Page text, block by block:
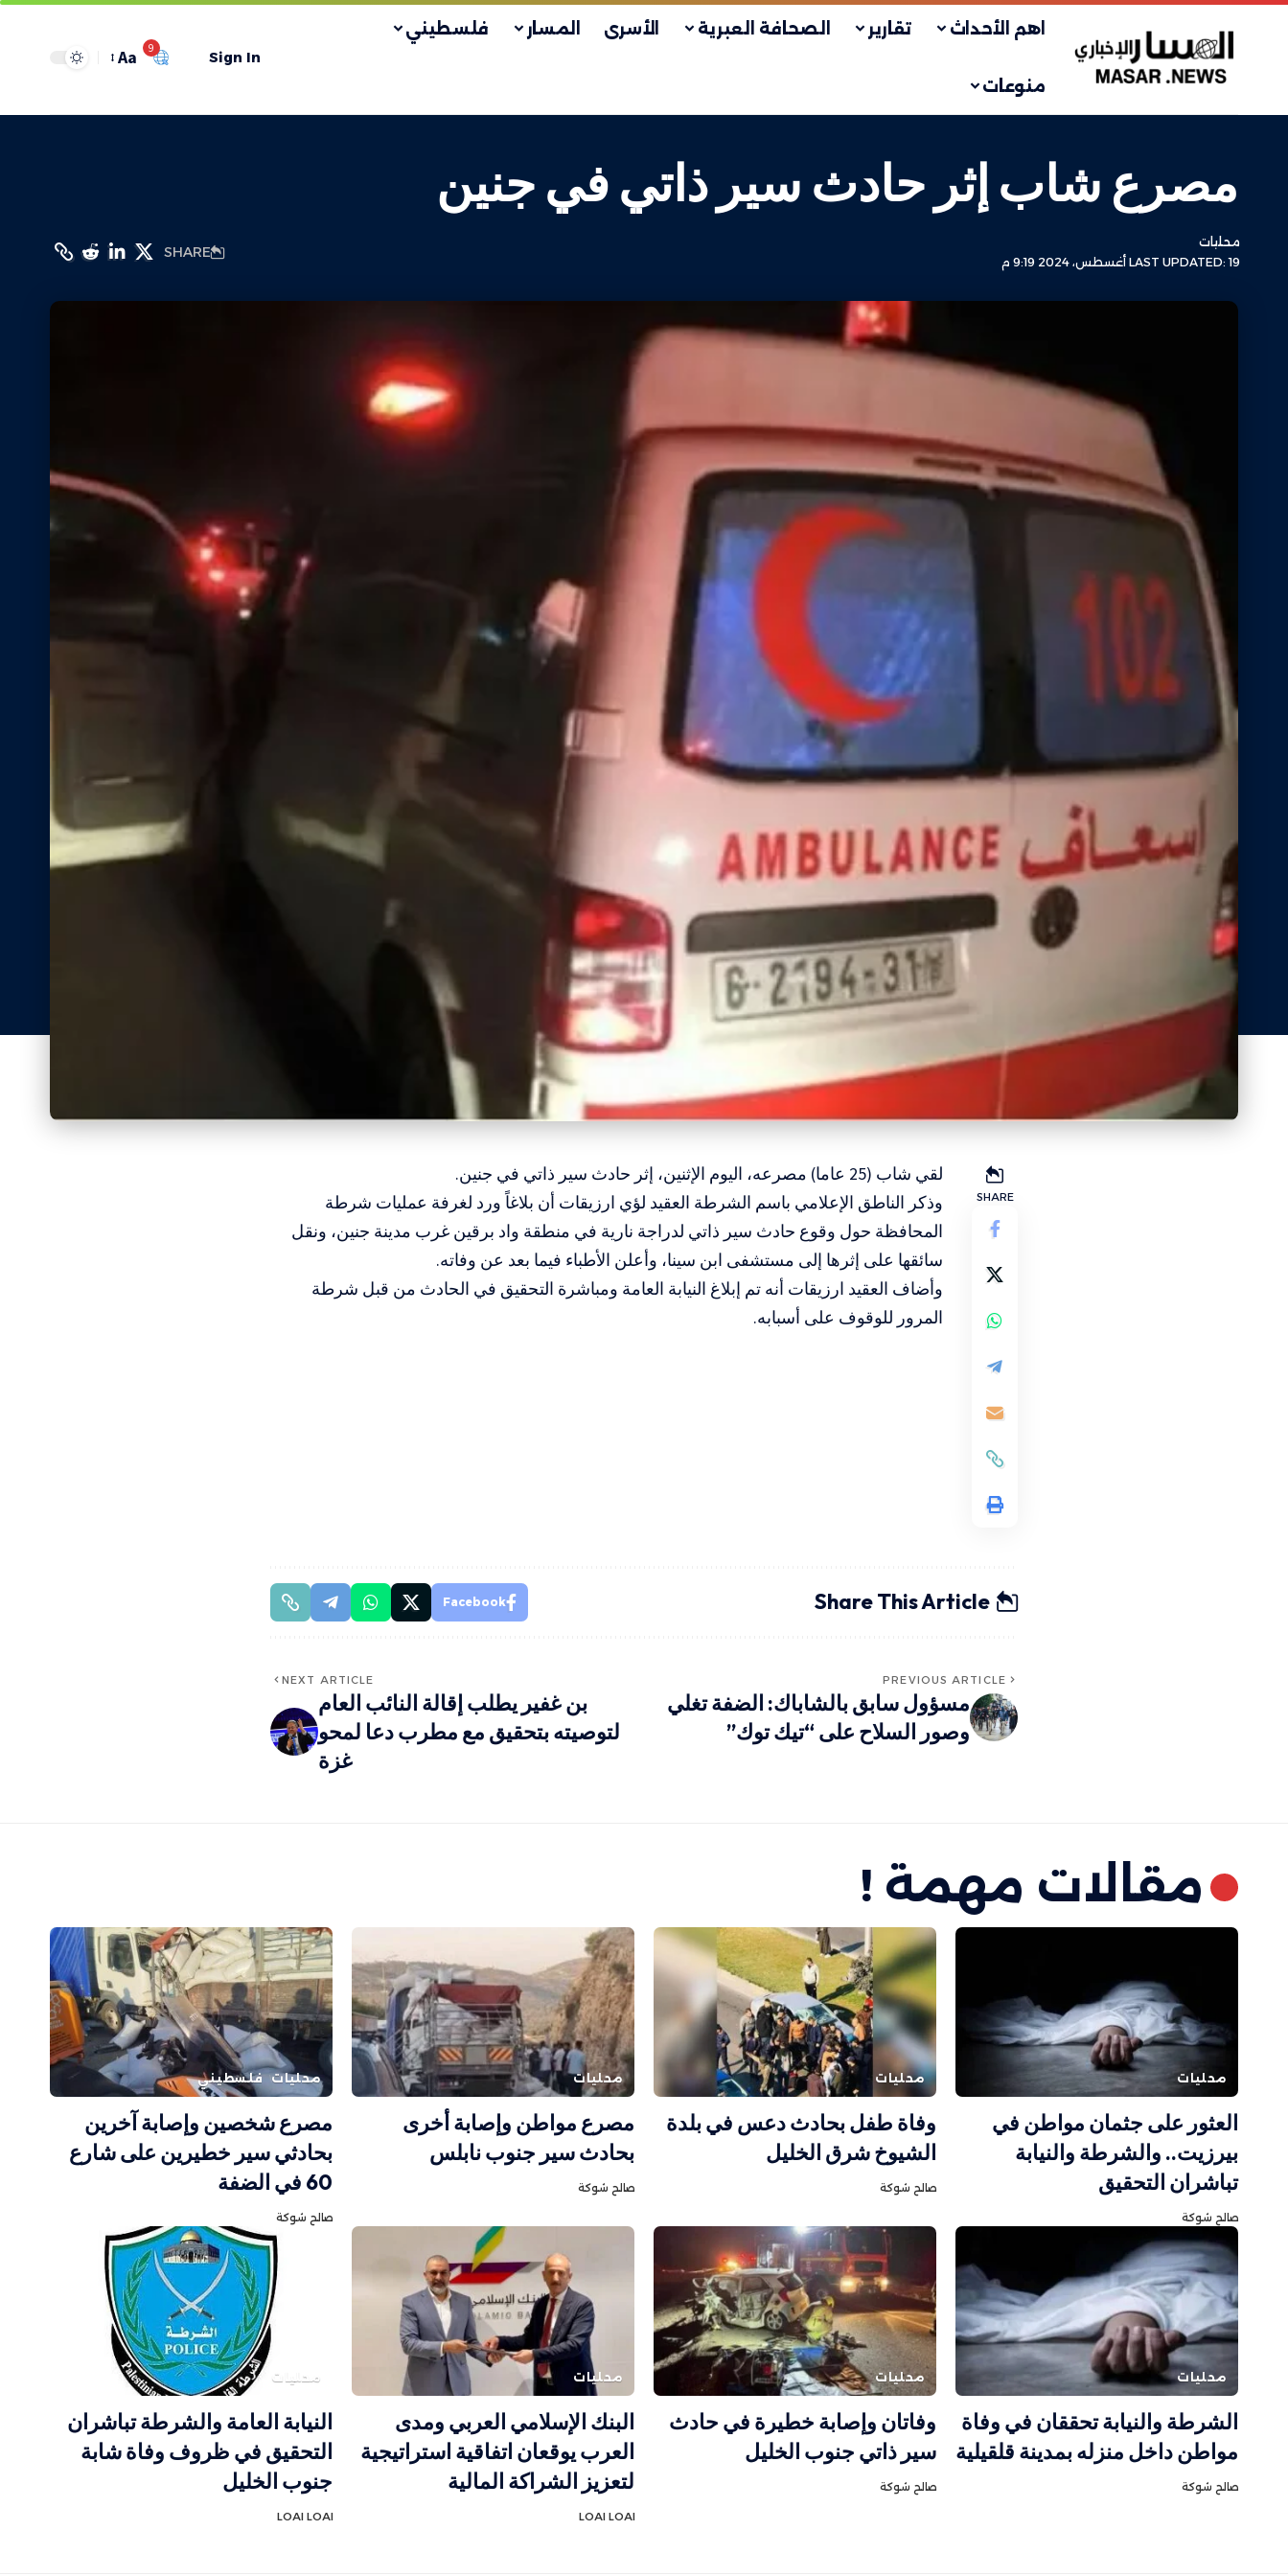
اهم الأحداث تقارير الصحافة العبرية الأسرى المسار فلسطيني
منوعات
Sign In
9
Aa
مصرع شاب إثر حادث سير ذاتي في جنين
LAST UPDATED: 19 أغسطس، 2024 9:19 م
محليات
SHARE
SHARE
لقي شاب (25 عاما) مصرعه، اليوم الإثنين، إثر حادث سير ذاتي في جنين.
وذكر الناطق الإعلامي باسم الشرطة العقيد لؤي ارزيقات أن بلاغاً ورد لغرفة عمليات شرطة
المحافظة حول وقوع حادث سير ذاتي لدراجة نارية في منطقة واد برقين غرب مدينة جنين، ونقل
سائقها على إثرها إلى مستشفى ابن سينا، وأعلن الأطباء فيما بعد عن وفاته.
وأضاف العقيد ارزيقات أنه تم إبلاغ النيابة العامة ومباشرة التحقيق في الحادث من قبل شرطة
المرور للوقوف على أسبابه.
Share This Article
Facebook
PREVIOUS ARTICLE
مسؤول سابق بالشاباك: الضفة تغلي
وصور السلاح على “تيك توك”
NEXT ARTICLE
بن غفير يطلب إقالة النائب العام
لتوصيته بتحقيق مع مطرب دعا لمحو
غزة
مقالات مهمة !
محليات
العثور على جثمان مواطن في
بيرزيت.. والشرطة والنيابة
تباشران التحقيق
صالح شوكة
محليات
وفاة طفل بحادث دعس في بلدة
الشيوخ شرق الخليل
صالح شوكة
محليات
مصرع مواطن وإصابة أخرى
بحادث سير جنوب نابلس
صالح شوكة
محليات فلسطيني
مصرع شخصين وإصابة آخرين
بحادثي سير خطيرين على شارع
60 في الضفة
صالح شوكة
محليات
الشرطة والنيابة تحققان في وفاة
مواطن داخل منزله بمدينة قلقيلية
صالح شوكة
محليات
وفاتان وإصابة خطيرة في حادث
سير ذاتي جنوب الخليل
صالح شوكة
محليات
البنك الإسلامي العربي ومدى
العرب يوقعان اتفاقية استراتيجية
لتعزيز الشراكة المالية
LOAI LOAI
محليات
النيابة العامة والشرطة تباشران
التحقيق في ظروف وفاة شابة
جنوب الخليل
LOAI LOAI